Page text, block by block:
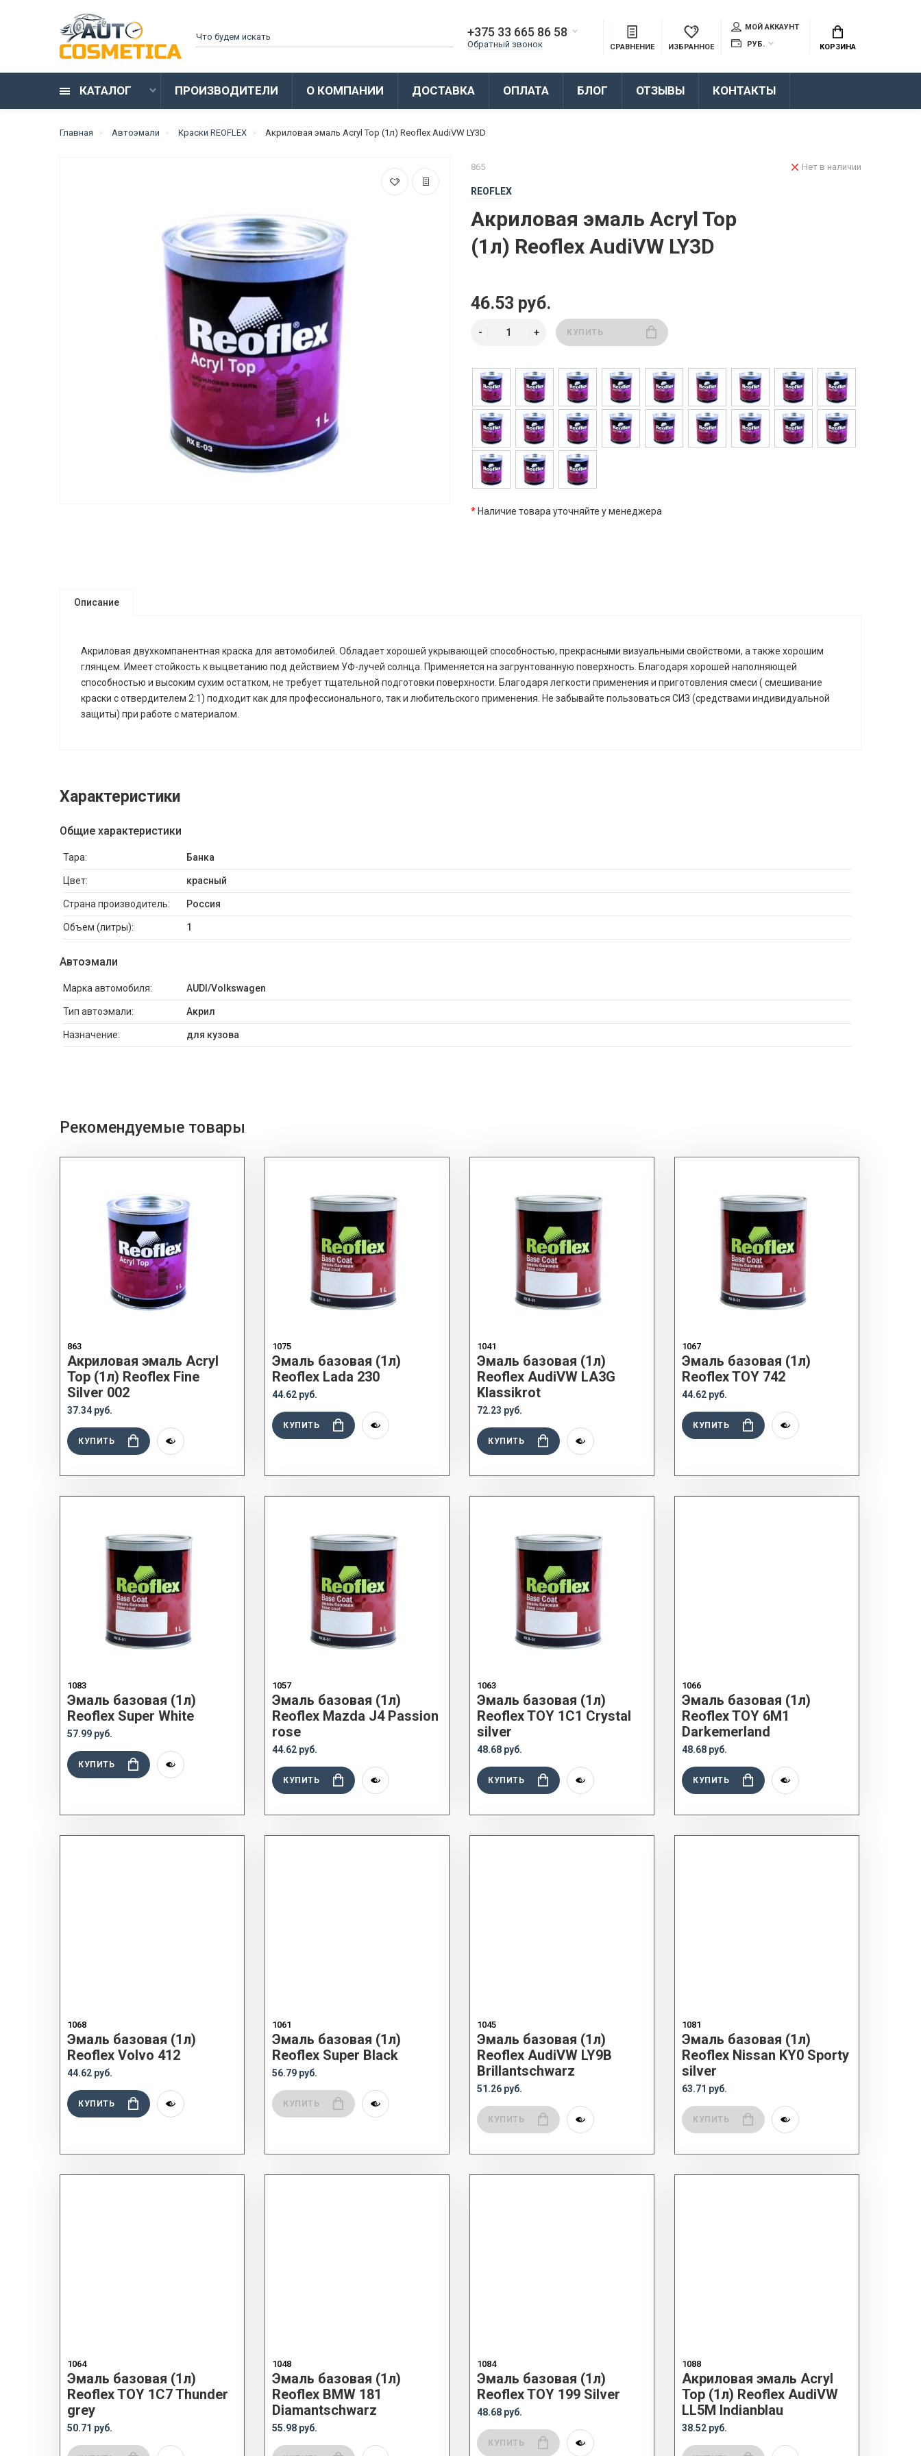
+375 33 665 86 58
Обратный звонок СРАВНЕНИЕ ИЗБРАННОЕ
МОЙ АККАУНТ
РУБ.
КОРЗИНА
КАТАЛОГ ПРОИЗВОДИТЕЛИ О КОМПАНИИ ДОСТАВКА ОПЛАТА БЛОГ ОТЗЫВЫ КОНТАКТЫ
Главная Автоэмали Краски REOFLEX Акриловая эмаль Acryl Top (1л) Reoflex AudiVW LY3D
865
REOFLEX
Акриловая эмаль Acryl Top
(1л) Reoflex AudiVW LY3D
Нет в наличии
46.53 руб.
КУПИТЬ
* Наличие товара уточняйте у менеджера
Описание
Акриловая двухкомпанентная краска для автомобилей. Обладает хорошей укрывающей способностью, прекрасными визуальными свойствоми, а также хорошим
глянцем. Имеет стойкость к выцветанию под действием УФ-лучей солнца. Применяется на загрунтованную поверхность. Благодаря хорошей наполняющей
способностью и высоким сухим остатком, не требует тщательной подготовки поверхности. Благодаря легкости применения и приготовления смеси ( смешивание
краски с отвердителем 2:1) подходит как для профессионального, так и любительского применения. Не забывайте пользоваться СИЗ (средствами индивидуальной
защиты) при работе с материалом.
Характеристики
Общие характеристики
Тара: Банка
Цвет: красный
Страна производитель: Россия
Объем (литры): 1
Автоэмали
Марка автомобиля: AUDI/Volkswagen
Тип автоэмали: Акрил
Назначение: для кузова
Рекомендуемые товары
863
Акриловая эмаль Acryl
Top (1л) Reoflex Fine
Silver 002
37.34 руб.
КУПИТЬ
1075
Эмаль базовая (1л)
Reoflex Lada 230
44.62 руб.
КУПИТЬ
1041
Эмаль базовая (1л)
Reoflex AudiVW LA3G
Klassikrot
72.23 руб.
КУПИТЬ
1067
Эмаль базовая (1л)
Reoflex TOY 742
44.62 руб.
КУПИТЬ
1083
Эмаль базовая (1л)
Reoflex Super White
57.99 руб.
КУПИТЬ
1057
Эмаль базовая (1л)
Reoflex Mazda J4 Passion
rose
44.62 руб.
КУПИТЬ
1063
Эмаль базовая (1л)
Reoflex TOY 1C1 Crystal
silver
48.68 руб.
КУПИТЬ
1066
Эмаль базовая (1л)
Reoflex TOY 6M1
Darkemerland
48.68 руб.
КУПИТЬ
1068
Эмаль базовая (1л)
Reoflex Volvo 412
44.62 руб.
КУПИТЬ
1061
Эмаль базовая (1л)
Reoflex Super Black
56.79 руб.
КУПИТЬ
1045
Эмаль базовая (1л)
Reoflex AudiVW LY9B
Brillantschwarz
51.26 руб.
КУПИТЬ
1081
Эмаль базовая (1л)
Reoflex Nissan KY0 Sporty
silver
63.71 руб.
КУПИТЬ
1064
Эмаль базовая (1л)
Reoflex TOY 1C7 Thunder
grey
50.71 руб.
1048
Эмаль базовая (1л)
Reoflex BMW 181
Diamantschwarz
55.98 руб.
1084
Эмаль базовая (1л)
Reoflex TOY 199 Silver
48.68 руб.
КУПИТЬ
1088
Акриловая эмаль Acryl
Top (1л) Reoflex AudiVW
LL5M Indianblau
38.52 руб.